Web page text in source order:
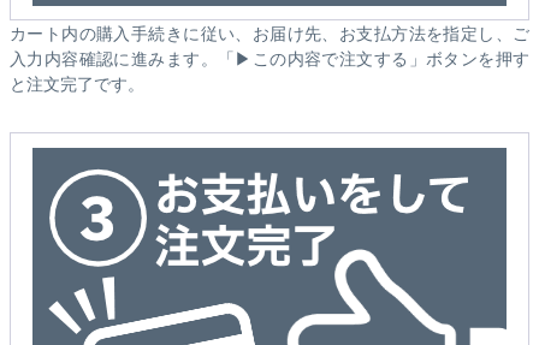
カート内の購入手続きに従い、お届け先、お支払方法を指定し、ご
入力内容確認に進みます。「▶この内容で注文する」ボタンを押す
と注文完了です。